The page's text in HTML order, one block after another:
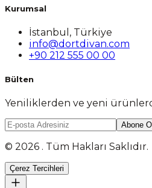
Kurumsal
İstanbul, Türkiye
info@dortdivan.com
+90 212 555 00 00
Bülten
Yeniliklerden ve yeni
Abone Ol
© 2026 . Tüm Hakları Saklıdır.
Çerez Tercihleri